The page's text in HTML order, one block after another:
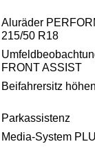
Aluräder
215/50 R18
FRONT ASSIST
Beifahrersitz
Parkassistenz
Media-System